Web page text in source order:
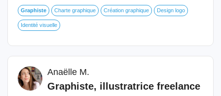
Graphiste Charte graphique Création graphique Design logo
Identité visuelle
Anaëlle M.
Graphiste, illustratrice freelance